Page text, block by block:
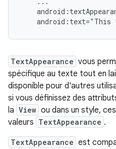
android:text="This
TextAppearance vous
spécifique au texte tout en
disponible pour d'autres
si vous définissez des
la View ou dans un style,
valeurs TextAppearance .
TextAppearance est